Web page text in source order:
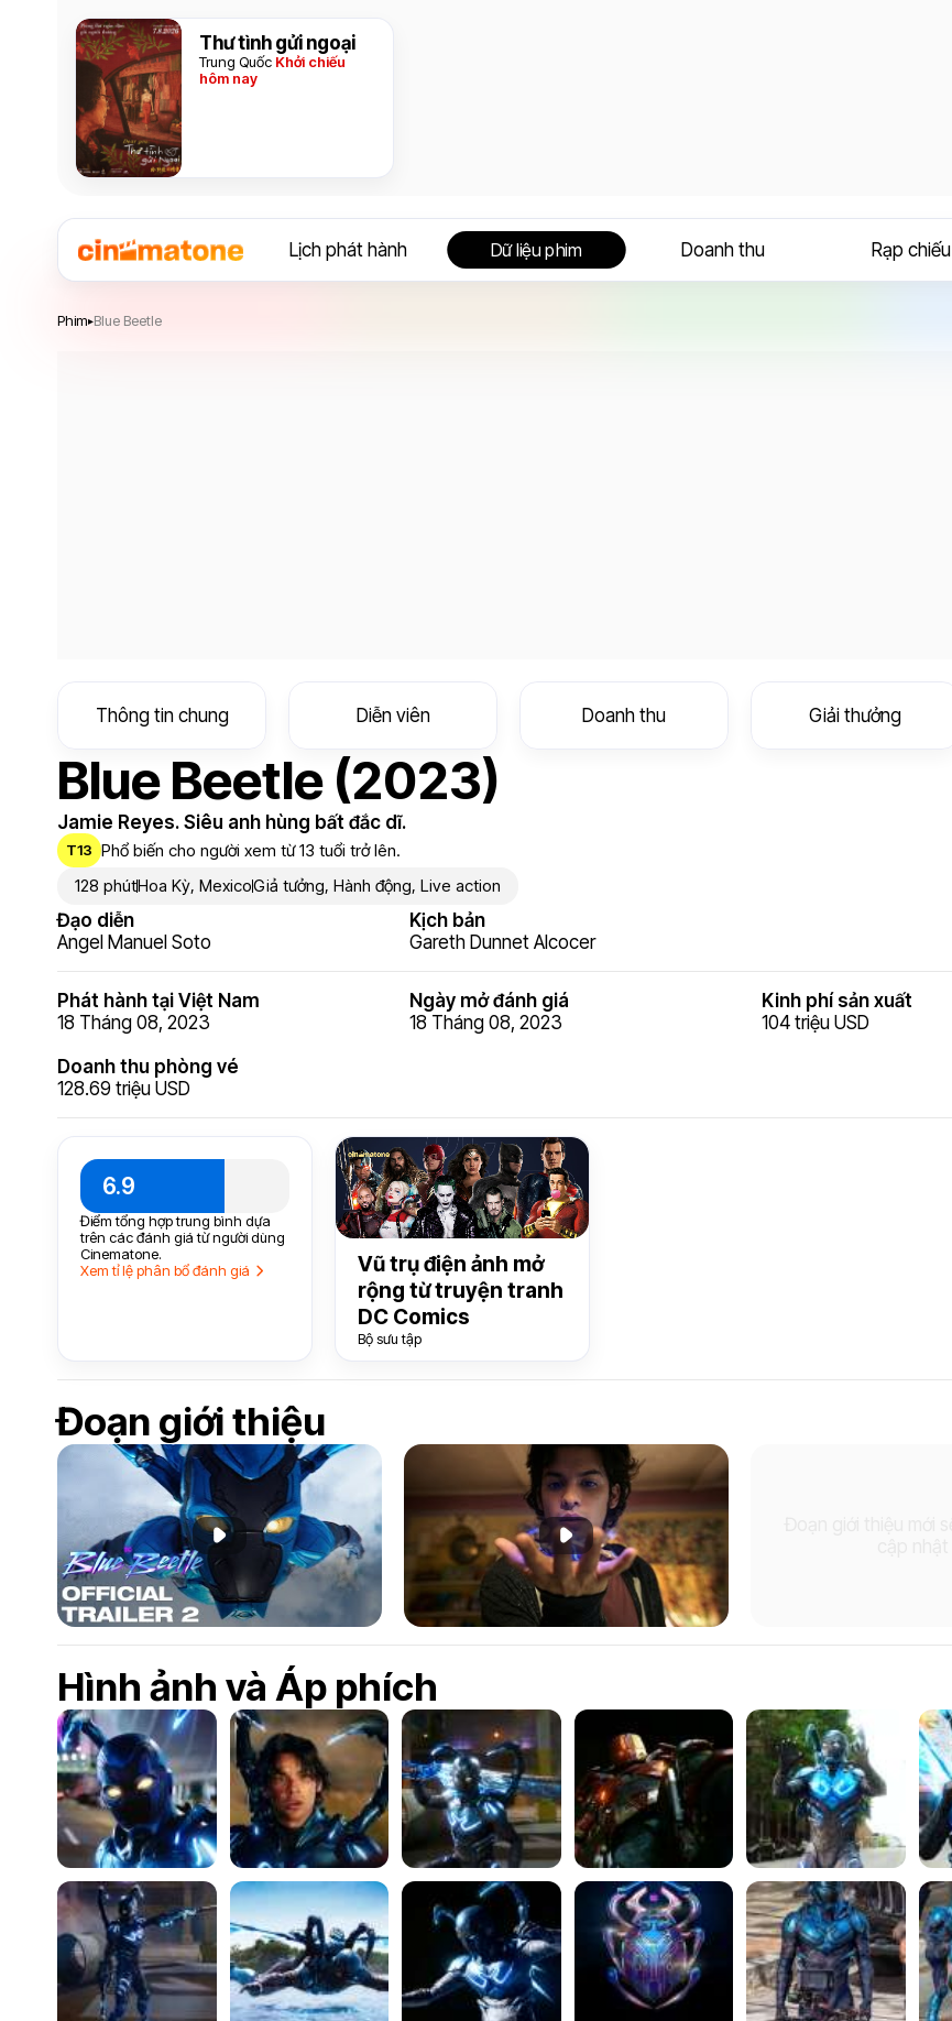
Thư tình gửi ngoại
Trung Quốc Khởi chiếu
hôm nay
Lịch phát hành Dữ liệu phim Doanh thu Rạp chiếu
Phim▸Blue Beetle
Thông tin chung Diễn viên Doanh thu Giải thưởng
Blue Beetle (2023)
Jamie Reyes. Siêu anh hùng bất đắc dĩ.
T13 Phổ biến cho người xem từ 13 tuổi trở lên.
128 phútHoa Kỳ, MexicoGiả tưởng, Hành động, Live action
Đạo diễn
Angel Manuel Soto
Kịch bản
Gareth Dunnet Alcocer
Phát hành tại Việt Nam
18 Tháng 08, 2023
Ngày mở đánh giá
18 Tháng 08, 2023
Kinh phí sản xuất
104 triệu USD
Doanh thu phòng vé
128.69 triệu USD
6.9
Điểm tổng hợp trung bình dựa
trên các đánh giá từ người dùng
Cinematone.
Xem tỉ lệ phân bổ đánh giá
Vũ trụ điện ảnh mở
rộng từ truyện tranh
DC Comics
Bộ sưu tập
Đoạn giới thiệu
Phát đoạn giới thiệu Phát đoạn giới thiệu
Hình ảnh và Áp phích